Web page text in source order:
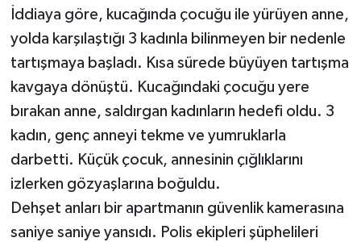
İddiaya göre, kucağında çocuğu ile yürüyen anne,
yolda karşılaştığı 3 kadınla bilinmeyen bir nedenle
tartışmaya başladı. Kısa sürede büyüyen tartışma
kavgaya dönüştü. Kucağındaki çocuğu yere
bırakan anne, saldırgan kadınların hedefi oldu. 3
kadın, genç anneyi tekme ve yumruklarla
darbetti. Küçük çocuk, annesinin çığlıklarını
izlerken gözyaşlarına boğuldu.
Dehşet anları bir apartmanın güvenlik kamerasına
saniye saniye yansıdı. Polis ekipleri şüphelileri